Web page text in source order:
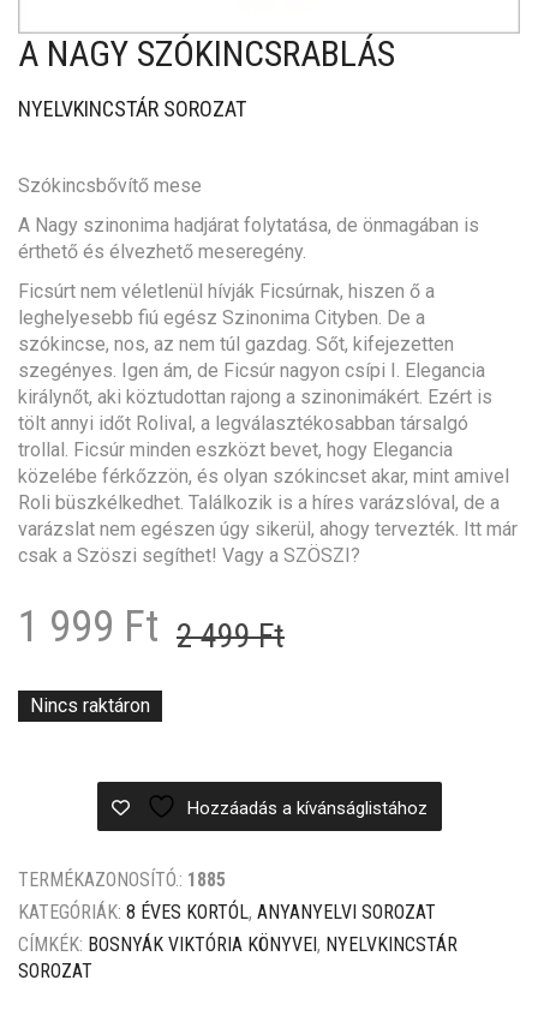
A NAGY SZÓKINCSRABLÁS
NYELVKINCSTÁR SOROZAT
Szókincsbővítő mese
A Nagy szinonima hadjárat folytatása, de önmagában is
érthető és élvezhető meseregény.
Ficsúrt nem véletlenül hívják Ficsúrnak, hiszen ő a
leghelyesebb fiú egész Szinonima Cityben. De a
szókincse, nos, az nem túl gazdag. Sőt, kifejezetten
szegényes. Igen ám, de Ficsúr nagyon csípi I. Elegancia
királynőt, aki köztudottan rajong a szinonimákért. Ezért is
tölt annyi időt Rolival, a legválasztékosabban társalgó
trollal. Ficsúr minden eszközt bevet, hogy Elegancia
közelébe férkőzzön, és olyan szókincset akar, mint amivel
Roli büszkélkedhet. Találkozik is a híres varázslóval, de a
varázslat nem egészen úgy sikerül, ahogy tervezték. Itt már
csak a Szöszi segíthet! Vagy a SZÖSZI?
2 499FtOriginal
499 Ft.
1 999 Ft
Current
999 Ft.
Nincs raktáron
Hozzáadás a kívánságlistához
TERMÉKAZONOSÍTÓ.: 1885
KATEGÓRIÁK: 8 ÉVES KORTÓL, ANYANYELVI SOROZAT
CÍMKÉK: BOSNYÁK VIKTÓRIA KÖNYVEI, NYELVKINCSTÁR
SOROZAT